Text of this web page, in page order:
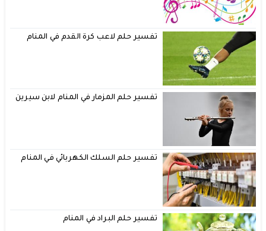
تفسير حلم لاعب كرة القدم في المنام
تفسير حلم المزمار في المنام لابن سيرين
تفسير حلم السلك الكهربائي في المنام
تفسير حلم البراد في المنام